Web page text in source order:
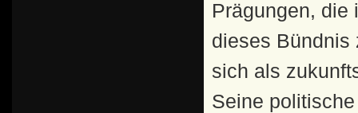
Prägungen, die
dieses Bündnis
sich als
Seine